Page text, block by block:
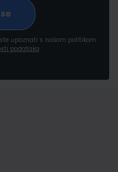
upoznati s našom politikom
podataka